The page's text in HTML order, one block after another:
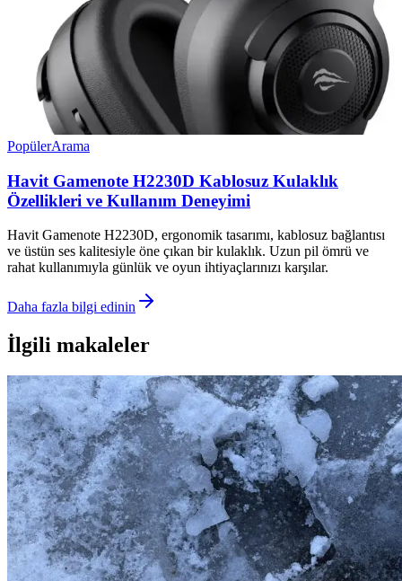
PopülerArama
Havit Gamenote H2230D Kablosuz Kulaklık
Özellikleri ve Kullanım Deneyimi
Havit Gamenote H2230D, ergonomik tasarımı, kablosuz bağlantısı
ve üstün ses kalitesiyle öne çıkan bir kulaklık. Uzun pil ömrü ve
rahat kullanımıyla günlük ve oyun ihtiyaçlarınızı karşılar.
Daha fazla bilgi edinin
İlgili makaleler